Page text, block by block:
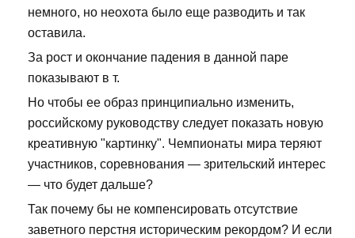
немного, но неохота было еще разводить и так
оставила.
За рост и окончание падения в данной паре
показывают в т.
Но чтобы ее образ принципиально изменить,
российскому руководству следует показать новую
креативную "картинку". Чемпионаты мира теряют
участников, соревнования — зрительский интерес
— что будет дальше?
Так почему бы не компенсировать отсутствие
заветного перстня историческим рекордом? И если